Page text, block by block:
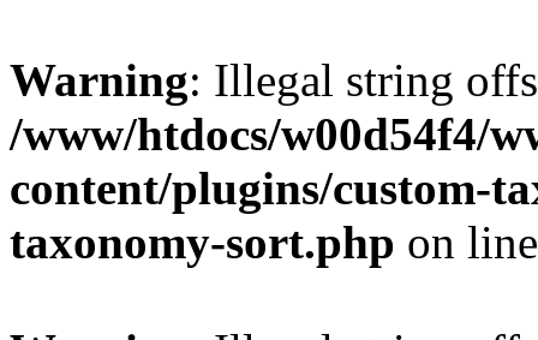
Warning: Illegal string
/www/htdocs/w00d54f4/
content/plugins/custom-
taxonomy-sort.php on